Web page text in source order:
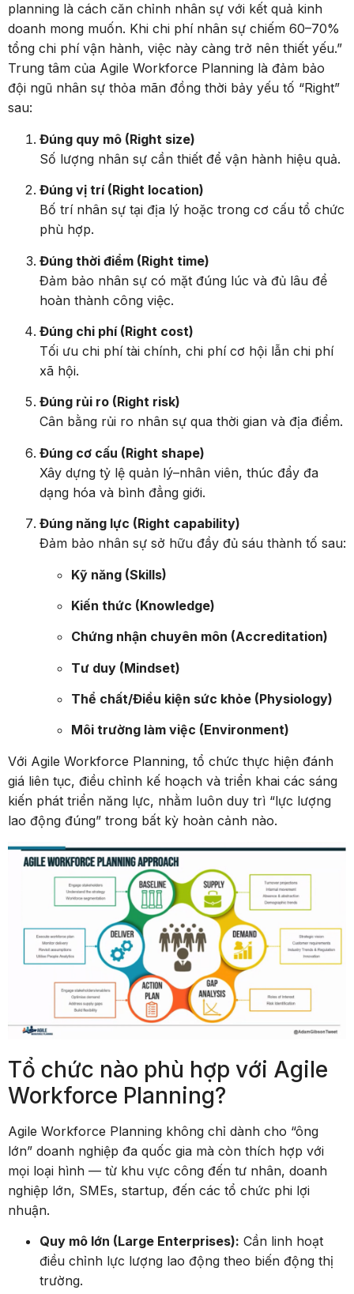
planning là cách căn chỉnh nhân sự với kết quả kinh
doanh mong muốn. Khi chi phí nhân sự chiếm 60–70%
tổng chi phí vận hành, việc này càng trở nên thiết yếu.”
Trung tâm của Agile Workforce Planning là đảm bảo
đội ngũ nhân sự thỏa mãn đồng thời bảy yếu tố “Right”
sau:
Đúng quy mô (Right size)
Số lượng nhân sự cần thiết để vận hành hiệu quả.
Đúng vị trí (Right location)
Bố trí nhân sự tại địa lý hoặc trong cơ cấu tổ chức
phù hợp.
Đúng thời điểm (Right time)
Đảm bảo nhân sự có mặt đúng lúc và đủ lâu để
hoàn thành công việc.
Đúng chi phí (Right cost)
Tối ưu chi phí tài chính, chi phí cơ hội lẫn chi phí
xã hội.
Đúng rủi ro (Right risk)
Cân bằng rủi ro nhân sự qua thời gian và địa điểm.
Đúng cơ cấu (Right shape)
Xây dựng tỷ lệ quản lý–nhân viên, thúc đẩy đa
dạng hóa và bình đẳng giới.
Đúng năng lực (Right capability)
Đảm bảo nhân sự sở hữu đầy đủ sáu thành tố sau:
Kỹ năng (Skills)
Kiến thức (Knowledge)
Chứng nhận chuyên môn (Accreditation)
Tư duy (Mindset)
Thể chất/Điều kiện sức khỏe (Physiology)
Môi trường làm việc (Environment)
Với Agile Workforce Planning, tổ chức thực hiện đánh
giá liên tục, điều chỉnh kế hoạch và triển khai các sáng
kiến phát triển năng lực, nhằm luôn duy trì “lực lượng
lao động đúng” trong bất kỳ hoàn cảnh nào.
Tổ chức nào phù hợp với Agile
Workforce Planning?
Agile Workforce Planning không chỉ dành cho “ông
lớn” doanh nghiệp đa quốc gia mà còn thích hợp với
mọi loại hình — từ khu vực công đến tư nhân, doanh
nghiệp lớn, SMEs, startup, đến các tổ chức phi lợi
nhuận.
Quy mô lớn (Large Enterprises): Cần linh hoạt
điều chỉnh lực lượng lao động theo biến động thị
trường.